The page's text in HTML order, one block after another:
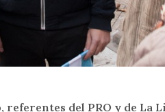
referentes del PRO y de La